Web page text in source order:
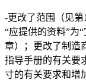
-更改了范围（见第
“应提供的资料”为
章）；更改了制造
指导手册的有关要
寸的有关要求和增